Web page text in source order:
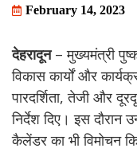
February 14, 2023
देहरादून– मुख्यमंत्री
विकास कार्यों और
पारदर्शिता, तेजी और
निर्देश दिए। इस दौरान
कैलेंडर का भी विमोचन